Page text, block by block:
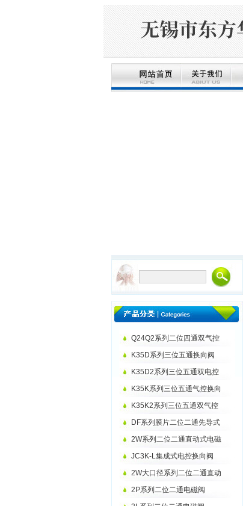
Q24Q2系列二位四通双气控
K35D系列三位五通换向阀
K35D2系列三位五通双电控
K35K系列三位五通气控换向
K35K2系列三位五通双气控
DF系列膜片二位二通先导式
2W系列二位二通直动式电磁
JC3K-L集成式电控换向阀
2W大口径系列二位二通直动
2P系列二位二通电磁阀